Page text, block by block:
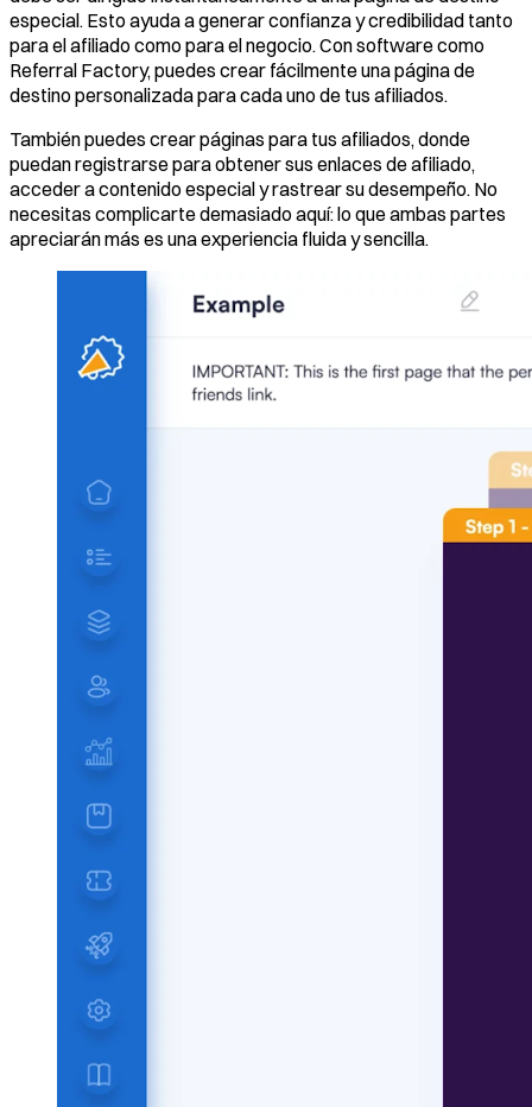
especial. Esto ayuda a generar confianza y credibilidad tanto
para el afiliado como para el negocio. Con software como
Referral Factory, puedes crear fácilmente una página de
destino personalizada para cada uno de tus afiliados.
También puedes crear páginas para tus afiliados, donde
puedan registrarse para obtener sus enlaces de afiliado,
acceder a contenido especial y rastrear su desempeño. No
necesitas complicarte demasiado aquí: lo que ambas partes
apreciarán más es una experiencia fluida y sencilla.